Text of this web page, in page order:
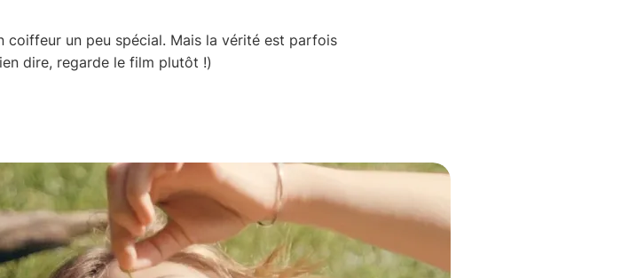
coiffeur un peu spécial. Mais la vérité est parfois
dire, regarde le film plutôt !)